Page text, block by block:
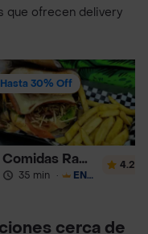
que ofrecen delivery
Hasta 30% Off
Comidas Rapidas Las 3B
35 min · ENVÍO GRATIS
4.2
cerca de